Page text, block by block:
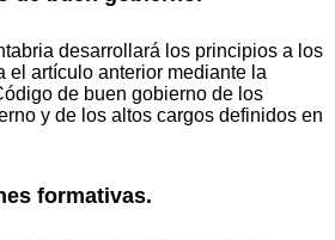
desarrollará los principios a los
el artículo anterior mediante la
de buen gobierno de los
y de los altos cargos definidos en
formativas.